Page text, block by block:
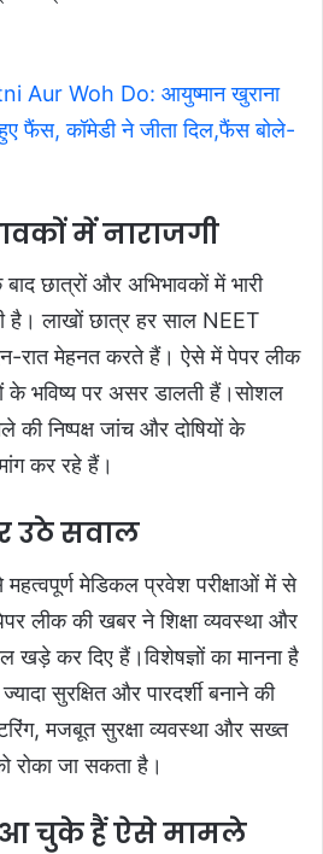
Aur Woh Do: आयुष्मान खुराना
फैंस, कॉमेडी ने जीता दिल,फैंस बोले-
में नाराजगी
छात्रों और अभिभावकों में भारी
है। लाखों छात्र हर साल NEET
रात मेहनत करते हैं। ऐसे में पेपर लीक
के भविष्य पर असर डालती हैं।सोशल
की निष्पक्ष जांच और दोषियों के
कर रहे हैं।
उठे सवाल
मेडिकल प्रवेश परीक्षाओं में से
लीक की खबर ने शिक्षा व्यवस्था और
खड़े कर दिए हैं।विशेषज्ञों का मानना है
सुरक्षित और पारदर्शी बनाने की
मजबूत सुरक्षा व्यवस्था और सख्त
रोका जा सकता है।
चुके हैं ऐसे मामले